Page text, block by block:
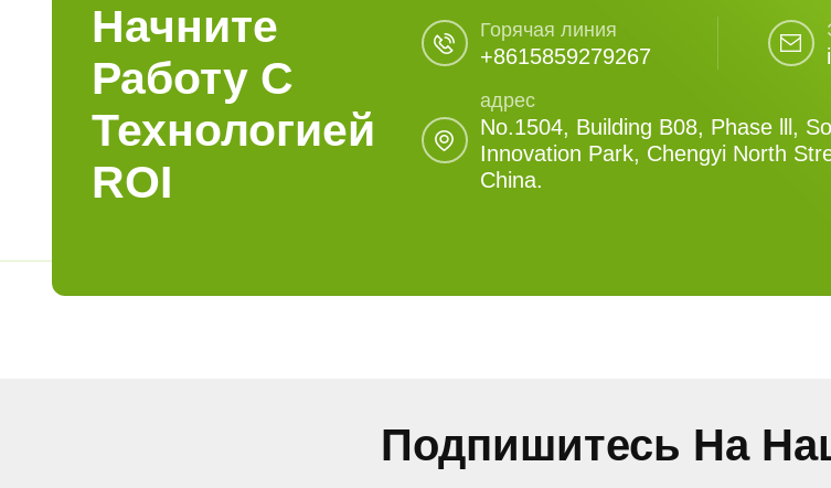
Начните
Работу С
Технологией
ROI
Горячая линия
+8615859279267
адрес
No.1504, Building B08, Phase lll,
Innovation Park, Chengyi North
China.
Подпишитесь На